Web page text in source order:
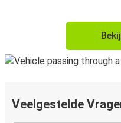
Veelgestelde